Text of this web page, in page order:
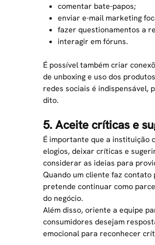
comentar bate-papos;
enviar e-mail marketing
fazer questionamentos a
interagir em fóruns.
É possível também criar
de unboxing e uso dos
redes sociais é indispensável,
dito.
5. Aceite críticas e
É importante que a instituição
elogios, deixar críticas e
considerar as ideias para
Quando um cliente faz
pretende continuar como
do negócio.
Além disso, oriente a equipe
consumidores desejam
emocional para reconhecer